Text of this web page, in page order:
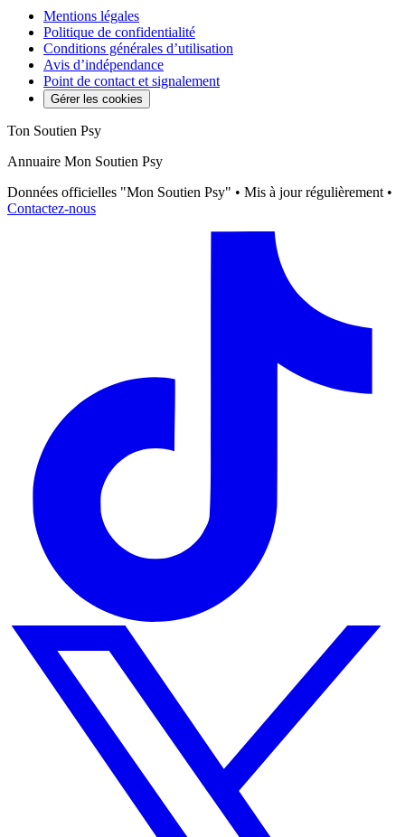
Mentions légales
Politique de confidentialité
Conditions générales d’utilisation
Avis d’indépendance
Point de contact et signalement
Gérer les cookies
Ton Soutien Psy
Annuaire Mon Soutien Psy
Données officielles "Mon Soutien Psy" • Mis à jour régulièrement •
Contactez-nous